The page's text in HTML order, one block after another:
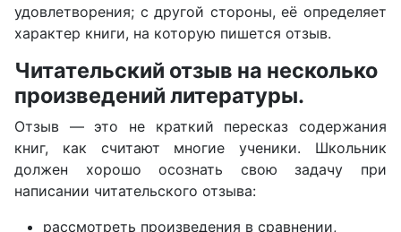
удовлетворения; с другой стороны, её определяет
характер книги, на которую пишется отзыв.
Читательский отзыв на несколько
произведений литературы.
Отзыв — это не краткий пересказ содержания
книг, как считают многие ученики. Школьник
должен хорошо осознать свою задачу при
написании читательского отзыва:
рассмотреть произведения в сравнении,